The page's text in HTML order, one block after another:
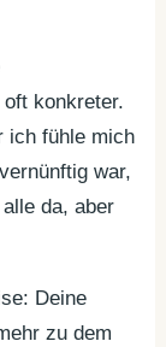
konkreter.
ich fühle mich
war,
da, aber
Deine
zu dem